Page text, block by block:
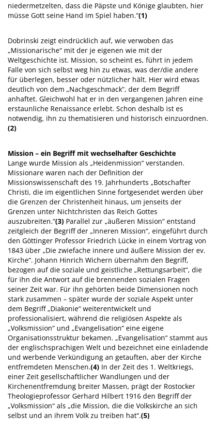
niedermetzelten, dass die Päpste und Könige glaubten, hier
müsse Gott seine Hand im Spiel haben.“(1)
Dobrinski zeigt eindrücklich auf, wie verwoben das
„Missionarische“ mit der je eigenen wie mit der
Weltgeschichte ist. Mission, so scheint es, führt in jedem
Falle von sich selbst weg hin zu etwas, was der/die andere
für überlegen, besser oder nützlicher hält. Hier wird etwas
deutlich von dem „Nachgeschmack“, der dem Begriff
anhaftet. Gleichwohl hat er in den vergangenen Jahren eine
erstaunliche Renaissance erlebt. Schon deshalb ist es
notwendig, ihn zu thematisieren und historisch einzuordnen.
(2)
Mission – ein Begriff mit wechselhafter Geschichte
Lange wurde Mission als „Heidenmission“ verstanden.
Missionare waren nach der Definition der
Missionswissenschaft des 19. Jahrhunderts „Botschafter
Christi, die im eigentlichen Sinne fortgesendet werden über
die Grenzen der Christenheit hinaus, um jenseits der
Grenzen unter Nichtchristen das Reich Gottes
auszubreiten.“(3) Parallel zur „äußeren Mission“ entstand
zeitgleich der Begriff der „Inneren Mission“, eingeführt durch
den Göttinger Professor Friedrich Lücke in einem Vortrag von
1843 über „Die zwiefache innere und äußere Mission der ev.
Kirche“. Johann Hinrich Wichern übernahm den Begriff,
bezogen auf die soziale und geistliche „Rettungsarbeit“, die
für ihn die Antwort auf die brennenden sozialen Fragen
seiner Zeit war. Für ihn gehörten beide Dimensionen noch
stark zusammen – später wurde der soziale Aspekt unter
dem Begriff „Diakonie“ weiterentwickelt und
professionalisiert, während die religiösen Aspekte als
„Volksmission“ und „Evangelisation“ eine eigene
Organisationsstruktur bekamen. „Evangelisation“ stammt aus
der englischsprachigen Welt und bezeichnet eine einladende
und werbende Verkündigung an getauften, aber der Kirche
entfremdeten Menschen.(4) In der Zeit des 1. Weltkriegs,
einer Zeit gesellschaftlicher Wandlungen und der
Kirchenentfremdung breiter Massen, prägt der Rostocker
Theologieprofessor Gerhard Hilbert 1916 den Begriff der
„Volksmission“ als „die Mission, die die Volkskirche an sich
selbst und an ihrem Volk zu treiben hat“.(5)